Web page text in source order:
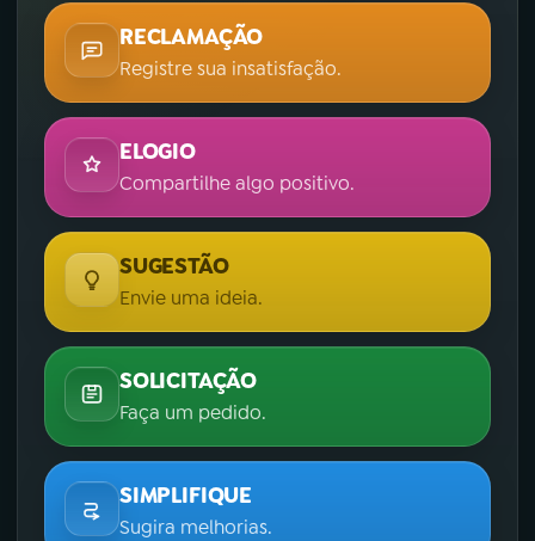
RECLAMAÇÃO
Registre sua insatisfação.
ELOGIO
Compartilhe algo positivo.
SUGESTÃO
Envie uma ideia.
SOLICITAÇÃO
Faça um pedido.
SIMPLIFIQUE
Sugira melhorias.